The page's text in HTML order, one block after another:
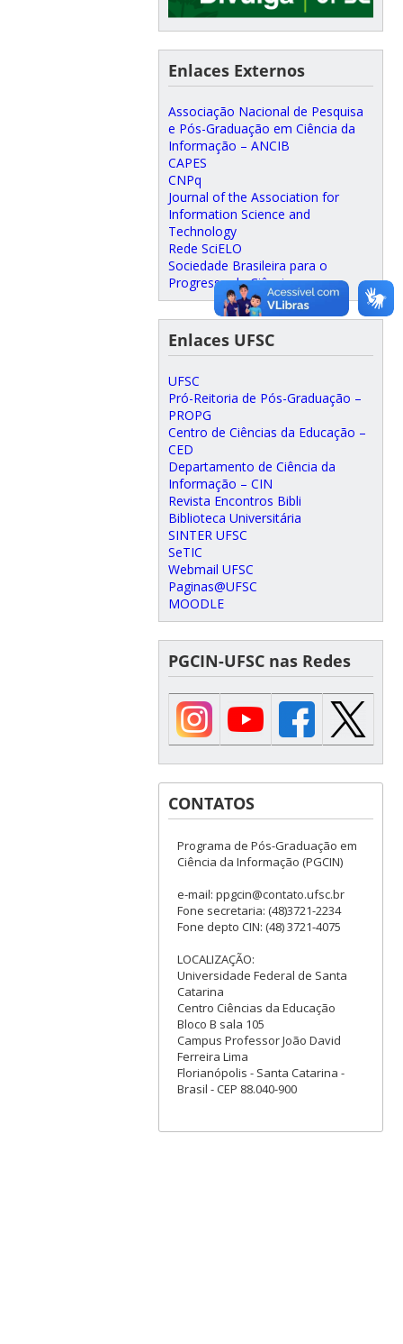
Enlaces Externos
Associação Nacional de Pesquisa
e Pós-Graduação em Ciência da
Informação – ANCIB
CAPES
CNPq
Journal of the Association for
Information Science and
Technology
Rede SciELO
Sociedade Brasileira para o
Progresso da Ciência
Enlaces UFSC
UFSC
Pró-Reitoria de Pós-Graduação –
PROPG
Centro de Ciências da Educação –
CED
Departamento de Ciência da
Informação – CIN
Revista Encontros Bibli
Biblioteca Universitária
SINTER UFSC
SeTIC
Webmail UFSC
Paginas@UFSC
MOODLE
PGCIN-UFSC nas Redes
CONTATOS
Programa de Pós-Graduação em
Ciência da Informação (PGCIN)
e-mail: ppgcin@contato.ufsc.br
Fone secretaria: (48)3721-2234
Fone depto CIN: (48) 3721-4075
LOCALIZAÇÃO:
Universidade Federal de Santa
Catarina
Centro Ciências da Educação
Bloco B sala 105
Campus Professor João David
Ferreira Lima
Florianópolis - Santa Catarina -
Brasil - CEP 88.040-900